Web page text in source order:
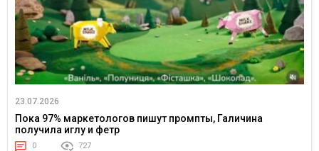
23.07.2026
Пока 97% маркетологов пишут промпты, Галичина
получила иглу и фетр
0 727